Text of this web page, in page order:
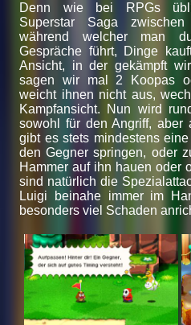
Denn wie bei RPGs
Superstar Saga
während welcher man
Gespräche führt, Dinge
Ansicht, in der gekämpft
sagen wir mal 2 Koopas
weicht ihnen nicht aus,
Kampfansicht. Nun wird
sowohl für den Angriff, aber
gibt es stets mindestens
den Gegner springen, oder
Hammer auf ihn hauen oder
sind natürlich die
Luigi beinahe immer im
besonders viel Schaden